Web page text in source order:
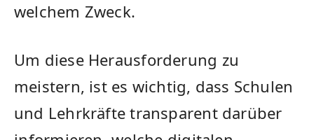
welchem ​Zweck.
Um diese Herausforderung‌ zu
meistern, ist es wichtig, dass Schulen
und Lehrkräfte transparent darüber